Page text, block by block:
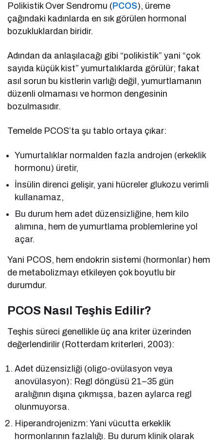
Polikistik Over Sendromu (PCOS), üreme
çağındaki kadınlarda en sık görülen hormonal
bozukluklardan biridir.
Adından da anlaşılacağı gibi “polikistik” yani “çok
sayıda küçük kist” yumurtalıklarda görülür; fakat
asıl sorun bu kistlerin varlığı değil, yumurtlamanın
düzenli olmaması ve hormon dengesinin
bozulmasıdır.
Temelde PCOS’ta şu tablo ortaya çıkar:
Yumurtalıklar normalden fazla androjen (erkeklik
hormonu) üretir,
İnsülin direnci gelişir, yani hücreler glukozu verimli
kullanamaz,
Bu durum hem adet düzensizliğine, hem kilo
alımına, hem de yumurtlama problemlerine yol
açar.
Yani PCOS, hem endokrin sistemi (hormonlar) hem
de metabolizmayı etkileyen çok boyutlu bir
durumdur.
PCOS Nasıl Teşhis Edilir?
Teşhis süreci genellikle üç ana kriter üzerinden
değerlendirilir (Rotterdam kriterleri, 2003):
Adet düzensizliği (oligo-ovülasyon veya
anovülasyon): Regl döngüsü 21–35 gün
aralığının dışına çıkmışsa, bazen aylarca regl
olunmuyorsa.
Hiperandrojenizm: Yani vücutta erkeklik
hormonlarının fazlalığı. Bu durum klinik olarak